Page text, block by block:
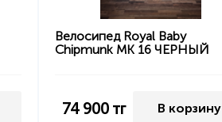
Велосипед Royal Baby
Chipmunk MK 16 ЧЕРНЫЙ
74 900 тг В корзину